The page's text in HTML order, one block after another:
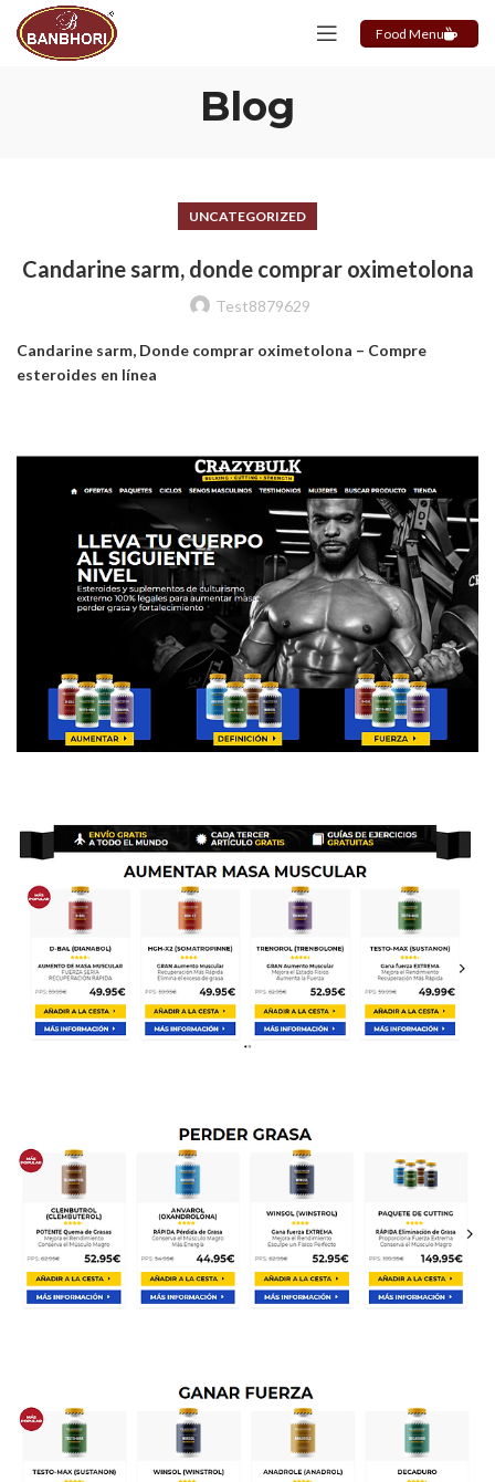
Food Menu
Blog
UNCATEGORIZED
Candarine sarm, donde comprar oximetolona
Test8879629
Candarine sarm, Donde comprar oximetolona – Compre
esteroides en línea